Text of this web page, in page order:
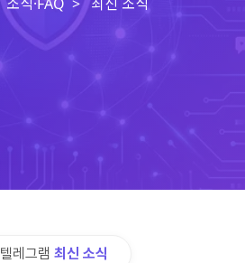
텔레그램 최신 소식